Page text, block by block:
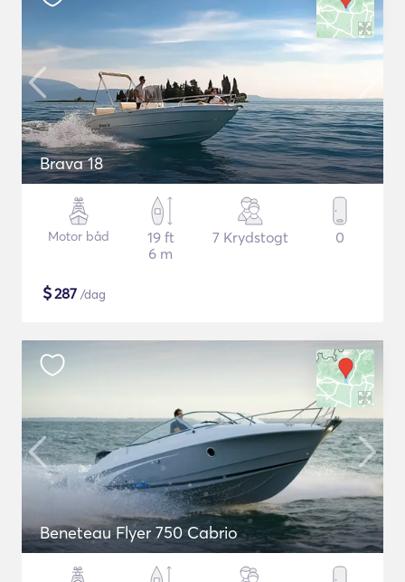
Brava 18
Motor båd
19 ft
6 m
7 Krydstogt 0
$287 /dag
Beneteau Flyer 750 Cabrio